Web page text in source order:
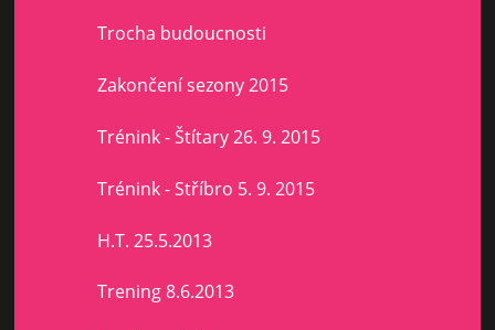
Trocha budoucnosti
Zakončení sezony 2015
Trénink - Štítary 26. 9. 2015
Trénink - Stříbro 5. 9. 2015
H.T. 25.5.2013
Trening 8.6.2013